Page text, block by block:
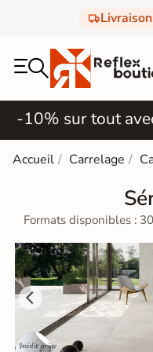
-10% sur tout
Accueil Carrelage
Formats disponibles :